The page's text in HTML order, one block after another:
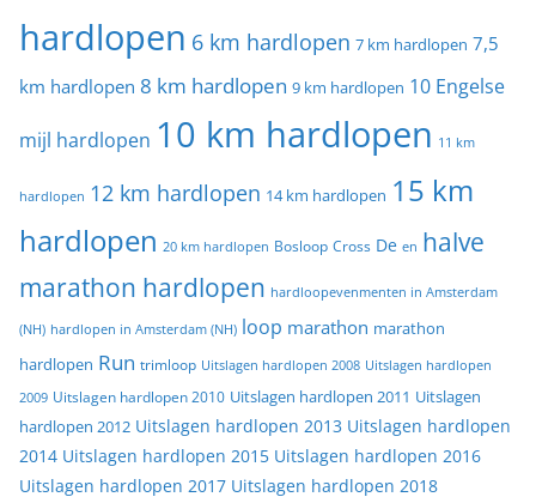
hardlopen 6 km hardlopen 7 km hardlopen 7,5
km hardlopen 8 km hardlopen 9 km hardlopen 10 Engelse
mijl hardlopen 10 km hardlopen 11 km
hardlopen 12 km hardlopen 14 km hardlopen 15 km
hardlopen 20 km hardlopen Bosloop Cross De en halve
marathon hardlopen hardloopevenmenten in Amsterdam
(NH) hardlopen in Amsterdam (NH) loop marathon marathon
hardlopen Run trimloop Uitslagen hardlopen 2008 Uitslagen hardlopen
2009 Uitslagen hardlopen 2010 Uitslagen hardlopen 2011 Uitslagen
hardlopen 2012 Uitslagen hardlopen 2013 Uitslagen hardlopen
2014 Uitslagen hardlopen 2015 Uitslagen hardlopen 2016
Uitslagen hardlopen 2017 Uitslagen hardlopen 2018